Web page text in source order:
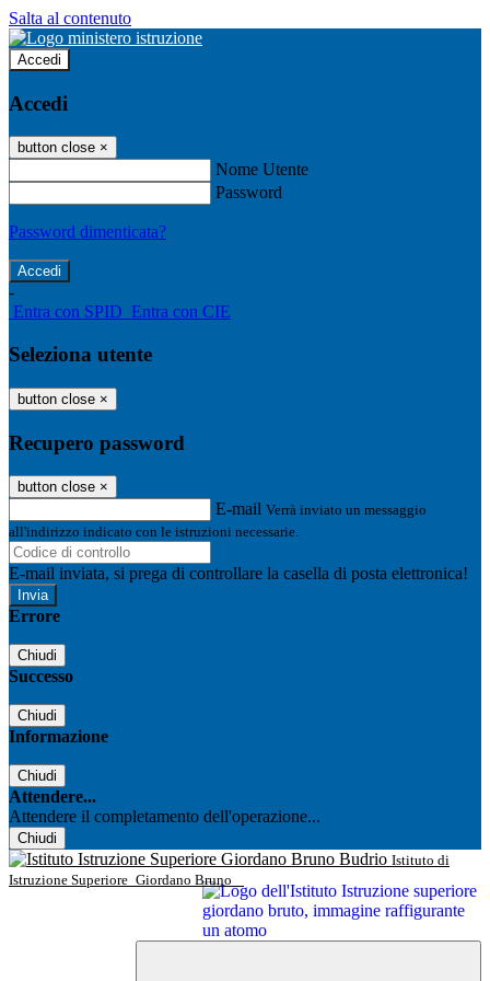
Salta al contenuto
Accedi
Accedi
button close ×
Nome Utente
Password
Password dimenticata?
-
Entra con SPID Entra con CIE
Seleziona utente
button close ×
Recupero password
button close ×
E-mail Verrà inviato un messaggio
all'indirizzo indicato con le istruzioni necessarie.
E-mail inviata, si prega di controllare la casella di posta elettronica!
Errore
Chiudi
Successo
Chiudi
Informazione
Chiudi
Attendere...
Attendere il completamento dell'operazione...
Chiudi
Istituto di
Istruzione Superiore Giordano Bruno